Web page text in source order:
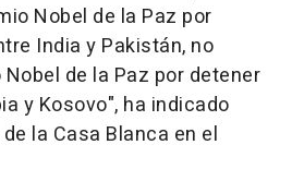
Nobel de la Paz por
India y Pakistán, no
de la Paz por detener
y Kosovo", ha indicado
la Casa Blanca en el